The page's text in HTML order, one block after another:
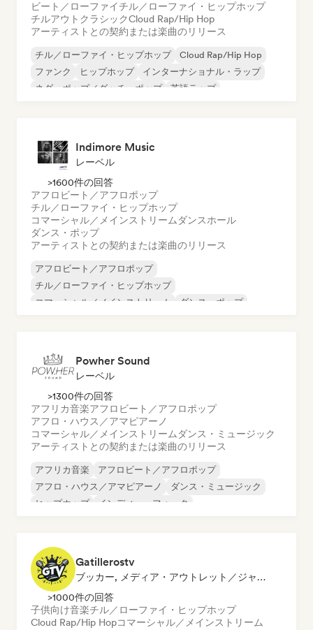
ビート／ローファイチル／ローファイ・ヒップホップ
チルアウト クラシックCloud Rap/Hip Hop
アーティストとの契約または楽曲のリリース
チル／ローファイ・ヒップホップ
Cloud Rap/Hip Hop
ファンク
ヒップホップ
インターナショナル・ラップ
ネダーポップ／ダッチ・ポップ
英語ラップ
Indimore Music
レーベル
>1600件の回答
アフロビート／アフロポップ
チル／ローファイ・ヒップホップ
コマーシャル／メインストリーム ダンスホール
ダンス・ポップ
アーティストとの契約または楽曲のリリース
アフロビート／アフロポップ
チル／ローファイ・ヒップホップ
コマーシャル／メインストリーム
ダンス・ポップ
Powher Sound
レーベル
>1300件の回答
アフリカ音楽アフロビート／アフロポップ
アフロ・ハウス／アマピアーノ
コマーシャル／メインストリーム ダンス・ミュージック
アーティストとの契約または楽曲のリリース
アフリカ音楽
アフロビート／アフロポップ
アフロ・ハウス／アマピアーノ
ダンス・ミュージック
ヒップホップ
インディー・フォーク
Gatillerostv
ブッカー, メディア・アウトレット／ジャーナリスト, ソーシャルメディアインフルエンサー
>1000件の回答
子供向け音楽チル／ローファイ・ヒップホップ
Cloud Rap/Hip Hopコマーシャル／メインストリーム